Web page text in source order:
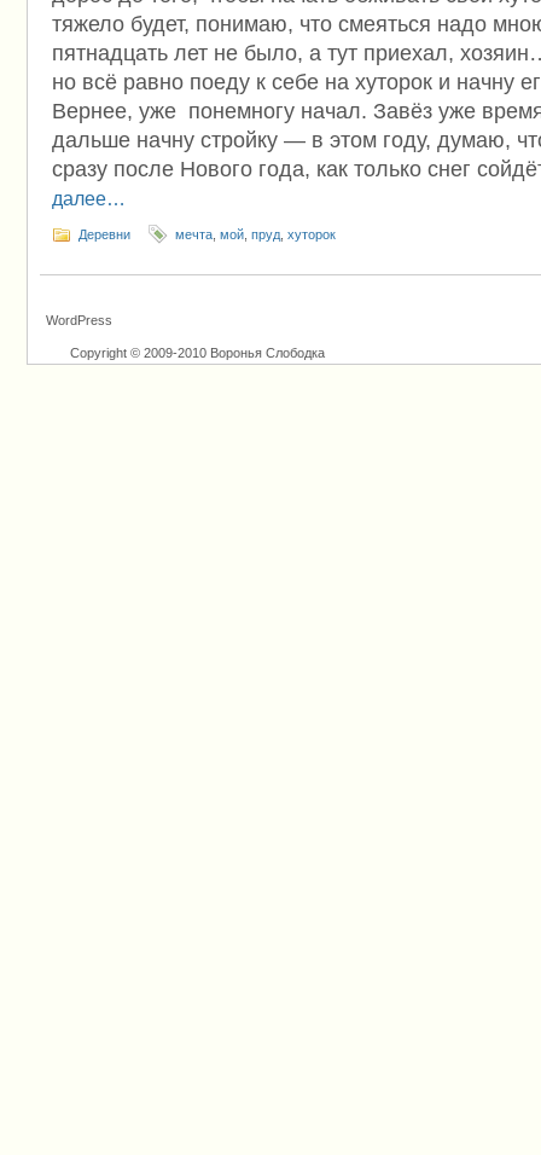
тяжело будет, понимаю, что смеяться надо
пятнадцать лет не было, а тут приехал,
но всё равно поеду к себе на хуторок и начну
Вернее, уже понемногу начал. Завёз уже
дальше начну стройку — в этом году, думаю,
сразу после Нового года, как только снег
далее…
Деревни мечта мой пруд хуторок
WordPress
Copyright © 2009-2010 Воронья Слободка